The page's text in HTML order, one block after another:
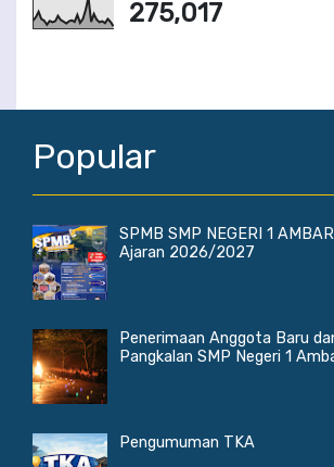
275,017
Popular
SPMB SMP NEGERI 1
Ajaran 2026/2027
Penerimaan Anggota Baru
Pangkalan SMP Negeri 1
Pengumuman TKA